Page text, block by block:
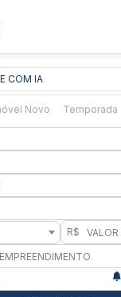
COM IA
Novo Temporada
R$